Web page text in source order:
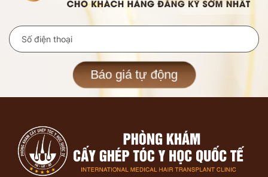
Báo giá tự động